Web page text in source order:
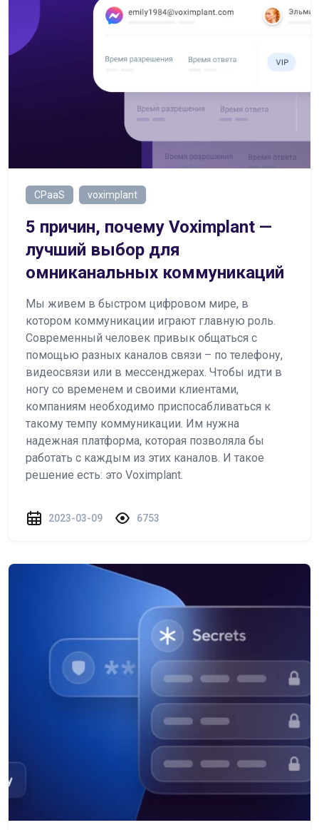
CPaaS voximplant
5 причин, почему Voximplant —
лучший выбор для
омниканальных коммуникаций
Мы живем в быстром цифровом мире, в
котором коммуникации играют главную роль.
Современный человек привык общаться с
помощью разных каналов связи – по телефону,
видеосвязи или в мессенджерах. Чтобы идти в
ногу со временем и своими клиентами,
компаниям необходимо приспосабливаться к
такому темпу коммуникации. Им нужна
надежная платформа, которая позволяла бы
работать с каждым из этих каналов. И такое
решение есть: это Voximplant.
2023-03-09 6753